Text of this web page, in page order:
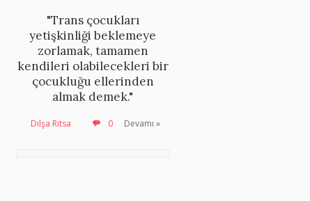
"Trans çocukları
yetişkinliği beklemeye
zorlamak, tamamen
kendileri olabilecekleri bir
çocukluğu ellerinden
almak demek."
Dılşa Ritsa 0 Devamı »